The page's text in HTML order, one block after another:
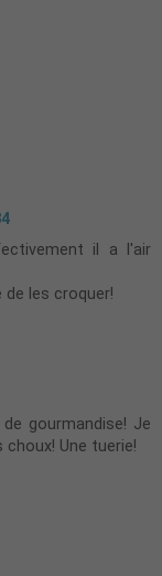
il a l'air
de les croquer!
gourmandise! Je
Une tuerie!